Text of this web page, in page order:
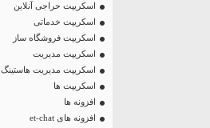
اسکریپت حراجی آنلاین
اسکریپت خدماتی
اسکریپت فروشگاه ساز
اسکریپت مدیریت
اسکریپت مدیریت هاستینگ
اسکریپت ها
افزونه ها
افزونه های et-chat